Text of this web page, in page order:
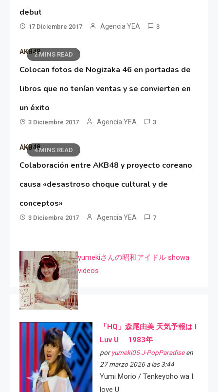
debut
17 Diciembre 2017 Agencia YEA 3
2 MINS READ
AKB48
Colocan fotos de Nogizaka 46 en portadas de
libros que no tenían ventas y se convierten en
un éxito
3 Diciembre 2017 Agencia YEA 3
4 MINS READ
AKB48
Colaboración entre AKB48 y proyecto coreano
causa «desastroso choque cultural y de
conceptos»
3 Diciembre 2017 Agencia YEA 7
yumekiさんの昭和アイドル showa
videos
「HQ」森尾由美 天気予報は I
Luv U 1983年
por yumeki05 J-PopParadiseen
27 marzo 2026 a las 3:44
Yumi Morio / Tenkeyoho wa I
love U